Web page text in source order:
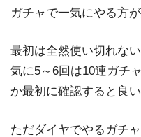
ガチャで一気にやる方
最初は全然使い切れな
気に5～6回は10連ガチ
か最初に確認すると良い
ただダイヤでやるガチ